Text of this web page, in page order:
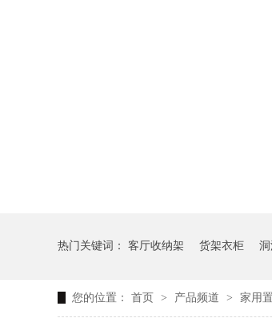
热门关键词： 客厅收纳架 货架衣柜
您的位置： 首页 > 产品频道 > 家用